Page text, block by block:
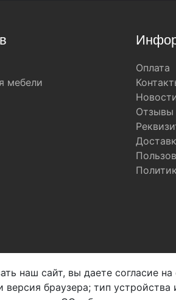
мебели
Оплата
Отзывы
пер.
Мы в
наш сайт, вы даете согласие
браузера; тип устройства